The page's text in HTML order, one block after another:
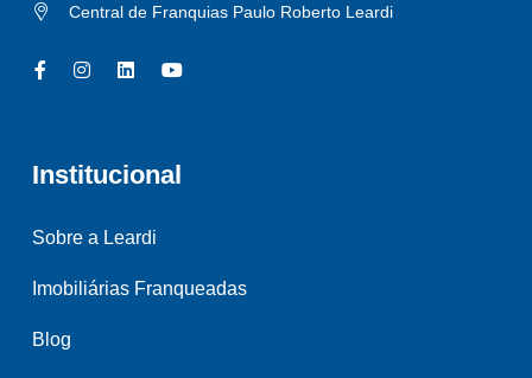
Central de Franquias Paulo Roberto Leardi
Institucional
Sobre a Leardi
Imobiliárias Franqueadas
Blog